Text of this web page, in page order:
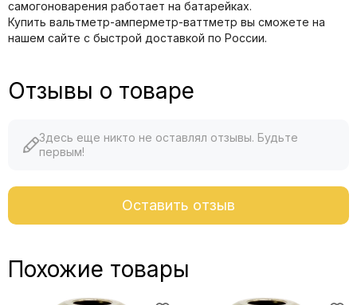
самогоноварения работает на батарейках.
Купить вальтметр-амперметр-ваттметр вы сможете на
нашем сайте с быстрой доставкой по России.
Отзывы о товаре
Здесь еще никто не оставлял отзывы. Будьте
первым!
Оставить отзыв
Похожие товары